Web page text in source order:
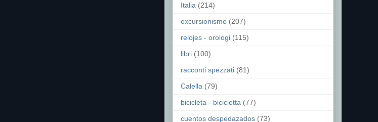
Italia (214)
excursionisme (207)
relojes - orologi (115)
libri (100)
racconti spezzati (81)
Calella (79)
bicicleta - bicicletta (77)
cuentos despedazados (73)